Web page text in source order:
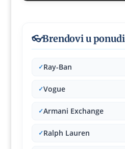
👓Brendovi u ponudi
✓Ray-Ban
✓Vogue
✓Armani Exchange
✓Ralph Lauren